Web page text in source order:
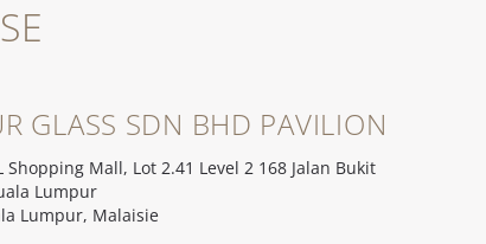
GLASS SDN BHD PAVILION
Shopping Mall, Lot 2.41 Level 2 168 Jalan Bukit
Lumpur
Lumpur, Malaisie